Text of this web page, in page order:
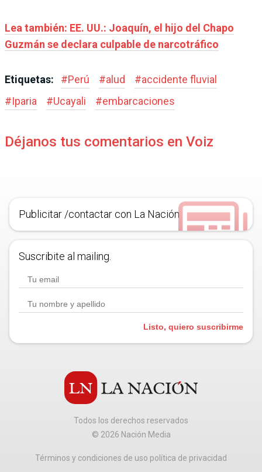
Lea también: EE. UU.: Joaquín, el hijo del Chapo
Guzmán se declara culpable de narcotráfico
Etiquetas: #Perú #alud #accidente fluvial
#Iparia #Ucayali #embarcaciones
Déjanos tus comentarios en Voiz
Publicitar /contactar con La Nación
Suscribite al mailing.
Listo, quiero suscribirme
Todos los derechos reservados
© 2026 Nación Media
Términos y condiciones de uso política de privacidad